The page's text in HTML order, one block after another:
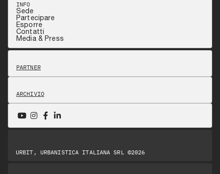
INFO
Sede
Partecipare
Esporre
Contatti
Media & Press
PARTNER
ARCHIVIO
URBIT, URBANISTICA ITALIANA SRL ©2026